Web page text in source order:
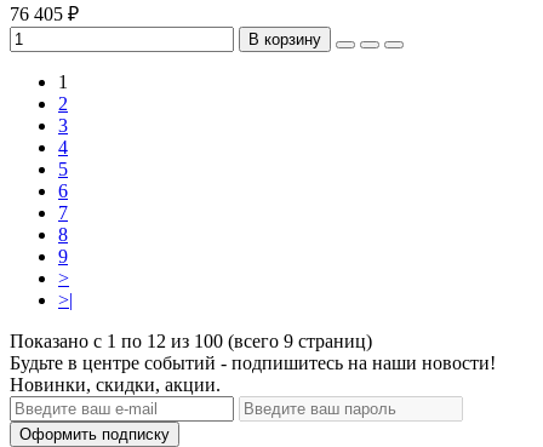
76 405 ₽
В корзину
1
2
3
4
5
6
7
8
9
>
>|
Показано с 1 по 12 из 100 (всего 9 страниц)
Будьте в центре событий - подпишитесь на наши новости!
Новинки, скидки, акции.
Оформить подписку